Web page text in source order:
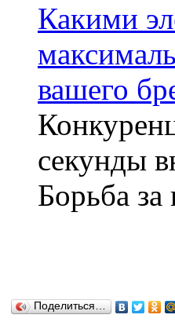
Какими
вашего
секунды
Борьба
Поделиться…